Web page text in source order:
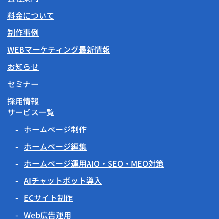
料金について
制作事例
WEBマーケティング最新情報
お知らせ
セミナー
採用情報
サービス一覧
ホームページ制作
ホームページ編集
ホームページ運用AIO・SEO・MEO対策
AIチャットボット導入
ECサイト制作
Web広告運用